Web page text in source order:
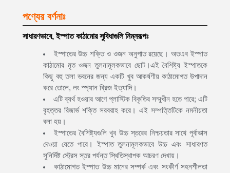
পণ্যের বর্ণনাঃ
সাধারণভাবে, ইস্পাত কাঠামোর সুবিধাগুলি নিম্নরূপঃ
ইস্পাতের উচ্চ শক্তি ও ওজন অনুপাত রয়েছে। অতএব ইস্পাত
কাঠামোর মৃত ওজন তুলনামূলকভাবে ছোট।এই বৈশিষ্ট্য ইস্পাতকে
কিছু বহু তলা ভবনের জন্য একটি খুব আকর্ষণীয় কাঠামোগত উপাদান
করে তোলে, লং স্প্যান ব্রিজ ইত্যাদি।
এটি ব্যর্থ হওয়ার আগে প্লাস্টিক বিকৃতির সম্মুখীন হতে পারে; এটি
বৃহত্তর রিজার্ভ শক্তি সরবরাহ করে। এই সম্পত্তিটিকে নমনীয়তা
বলা হয়।
ইস্পাতের বৈশিষ্ট্যগুলি খুব উচ্চ স্তরের নিশ্চয়তার সাথে পূর্বাভাস
দেওয়া যেতে পারে। ইস্পাত তুলনামূলকভাবে উচ্চ এবং সাধারণত
সুনির্দিষ্ট স্ট্রেস স্তর পর্যন্ত স্থিতিস্থাপক আচরণ দেখায়।
কাঠামোগত ইস্পাত উচ্চ মানের সম্পর্ক এবং সংকীর্ণ সহনশীলতা